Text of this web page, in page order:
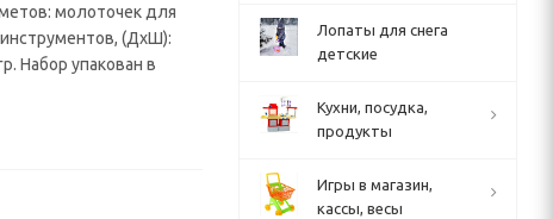
молоточек для
(ДхШ):
Набор упакован в
Лопаты для снега
детские
Кухни, посудка,
продукты
Игры в магазин,
кассы, весы